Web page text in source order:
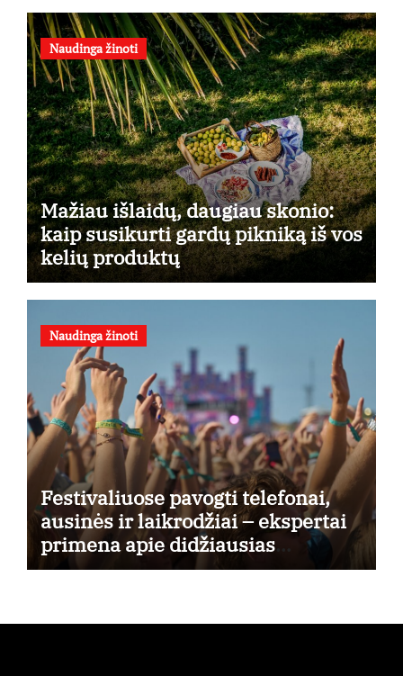
Naudinga žinoti
Mažiau išlaidų, daugiau skonio:
kaip susikurti gardų pikniką iš vos
kelių produktų
Naudinga žinoti
Festivaliuose pavogti telefonai,
ausinės ir laikrodžiai – ekspertai
primena apie didžiausias
finansines rizikas